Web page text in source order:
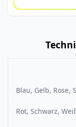
Blau, Gelb, Rose,
Rot, Schwarz,